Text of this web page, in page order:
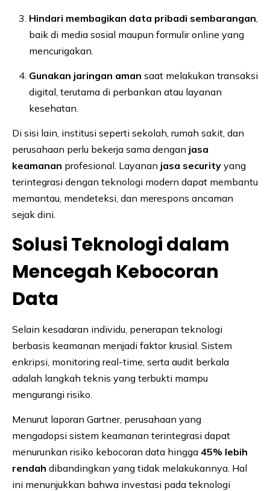
Hindari membagikan data pribadi sembarangan
baik di media sosial maupun formulir online yang
mencurigakan.
Gunakan jaringan aman saat melakukan transaksi
digital, terutama di perbankan atau layanan
kesehatan.
Di sisi lain, institusi seperti sekolah, rumah sakit, dan
perusahaan perlu bekerja sama dengan jasa
keamanan profesional. Layanan jasa security yang
terintegrasi dengan teknologi modern dapat membantu
memantau, mendeteksi, dan merespons ancaman
sejak dini.
Solusi Teknologi dalam
Mencegah Kebocoran
Data
Selain kesadaran individu, penerapan teknologi
berbasis keamanan menjadi faktor krusial. Sistem
enkripsi, monitoring real-time, serta audit berkala
adalah langkah teknis yang terbukti mampu
mengurangi risiko.
Menurut laporan Gartner, perusahaan yang
mengadopsi sistem keamanan terintegrasi dapat
menurunkan risiko kebocoran data hingga 45% lebih
rendah dibandingkan yang tidak melakukannya. Hal
ini menunjukkan bahwa investasi pada teknologi